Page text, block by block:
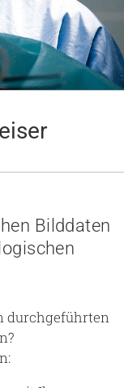
Bilddaten
durchgeführten